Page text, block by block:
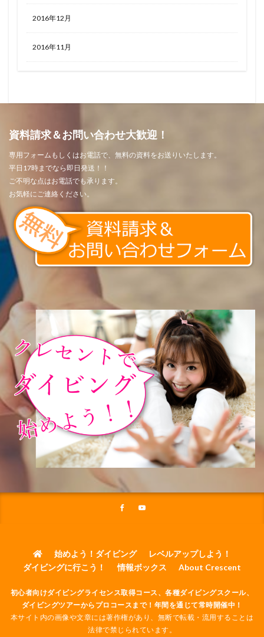
2016年12月
2016年11月
資料請求＆お問い合わせ大歓迎！
専用フォームもしくはお電話で、無料の資料をお送りいたします。
平日17時までなら即日発送！！
ご不明な点はお電話でも承ります。
お気軽にご連絡ください。
始めよう！ダイビング
レベルアップしよう！
ダイビングに行こう！
情報ボックス About Crescent
初心者向けダイビングライセンス取得コース、各種ダイビングスクール、
ダイビングツアーからプロコースまで！年間を通じて常時開催中！
本サイト内の画像や文章には著作権があり、無断で転載・流用することは
法律で禁じられています。